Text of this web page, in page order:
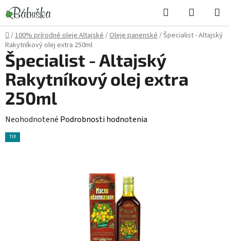
Prejsť
na
obsah
Hľadať
KOŠÍK
Domov
/100% prírodné oleje Altajské/Oleje panenské/Špecialist - Altajský
Rakytníkový olej extra 250ml
Špecialist - Altajský
Rakytníkový olej extra
250ml
Priemerné
hodnotenie
Neohodnotené Podrobnosti hodnotenia
TIP